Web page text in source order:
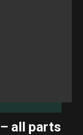
all parts